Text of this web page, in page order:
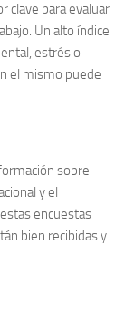
clave para evaluar
Un alto índice
estrés o
el mismo puede
sobre
y el
encuestas
bien recibidas y